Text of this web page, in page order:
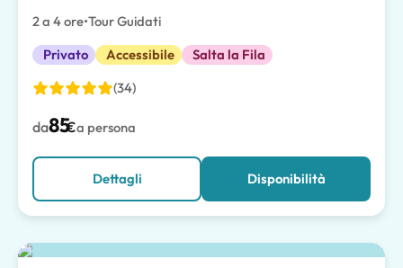
2 a 4 ore•Tour Guidati
Privato
Accessibile
Salta la Fila
(34)
da85€a persona
Dettagli Disponibilità